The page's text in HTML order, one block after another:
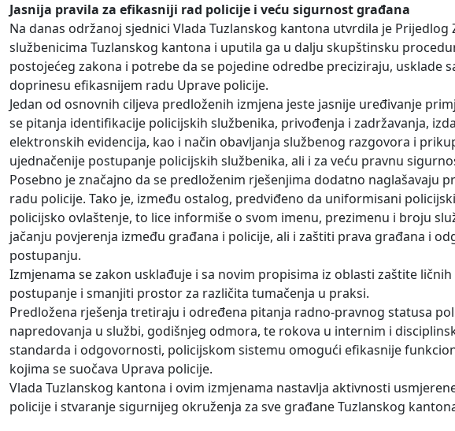
Jasnija pravila za efikasniji rad policije i veću sigurnost građana
Na danas održanoj sjednici Vlada Tuzlanskog kantona utvrdila je
službenicima Tuzlanskog kantona i uputila ga u dalju skupštinsku
postojećeg zakona i potrebe da se pojedine odredbe preciziraju, usklade
doprinesu efikasnijem radu Uprave policije.
Jedan od osnovnih ciljeva predloženih izmjena jeste jasnije uređivanje
se pitanja identifikacije policijskih službenika, privođenja i zadržavanja,
elektronskih evidencija, kao i način obavljanja službenog razgovora i
ujednačenije postupanje policijskih službenika, ali i za veću pravnu
Posebno je značajno da se predloženim rješenjima dodatno
radu policije. Tako je, između ostalog, predviđeno da uniformisani
policijsko ovlaštenje, to lice informiše o svom imenu, prezimenu i broju
jačanju povjerenja između građana i policije, ali i zaštiti prava građana i
postupanju.
Izmjenama se zakon usklađuje i sa novim propisima iz oblasti zaštite
postupanje i smanjiti prostor za različita tumačenja u praksi.
Predložena rješenja tretiraju i određena pitanja radno-pravnog statusa
napredovanja u službi, godišnjeg odmora, te rokova u internim i
standarda i odgovornosti, policijskom sistemu omogući efikasnije
kojima se suočava Uprava policije.
Vlada Tuzlanskog kantona i ovim izmjenama nastavlja aktivnosti
policije i stvaranje sigurnijeg okruženja za sve građane Tuzlanskog